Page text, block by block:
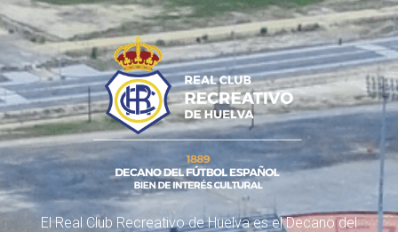
El Real Club Recreativo de Huelva es el Decano del